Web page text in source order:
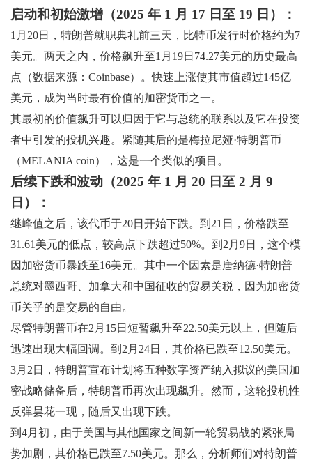
启动和初始激增（2025 年 1 月 17 日至 19 日）：
1月20日，特朗普就职典礼前三天，比特币发行时价格约为7
美元。两天之内，价格飙升至1月19日74.27美元的历史最高
点（数据来源：Coinbase）。快速上涨使其市值超过145亿
美元，成为当时最有价值的加密货币之一。
其最初的价值飙升可以归因于它与总统的联系以及它在投资
者中引发的投机兴趣。紧随其后的是梅拉尼娅·特朗普币
（MELANIA coin），这是一个类似的项目。
后续下跌和波动（2025 年 1 月 20 日至 2 月 9
日）：
继峰值之后，该代币于20日开始下跌。到21日，价格跌至
31.61美元的低点，较高点下跌超过50%。到2月9日，这个模
因加密货币暴跌至16美元。其中一个因素是唐纳德·特朗普
总统对墨西哥、加拿大和中国征收的贸易关税，因为加密货
币关乎的是交易的自由。
尽管特朗普币在2月15日短暂飙升至22.50美元以上，但随后
迅速出现大幅回调。到2月24日，其价格已跌至12.50美元。
3月2日，特朗普宣布计划将五种数字资产纳入拟议的美国加
密战略储备后，特朗普币再次出现飙升。然而，这轮投机性
反弹昙花一现，随后又出现下跌。
到4月初，由于美国与其他国家之间新一轮贸易战的紧张局
势加剧，其价格已跌至7.50美元。那么，分析师们对特朗普